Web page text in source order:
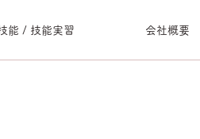
能 / 技能実習 会社概要